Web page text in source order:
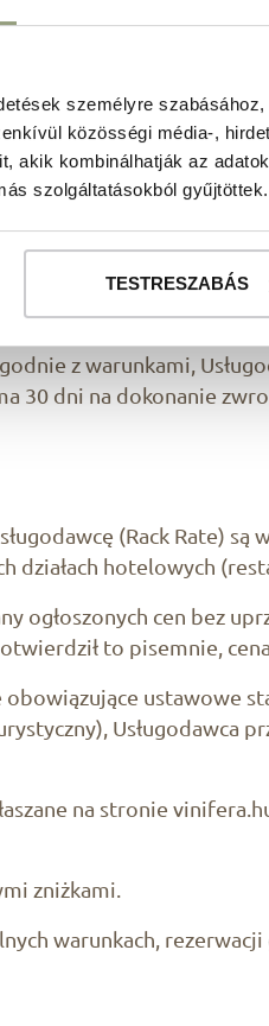
személyre
közösségi média-,
akik kombinálhatják az
szolgáltatásokból gyűjtöttek.
TESTRESZABÁS
usług wygasa
anulacji, hotel może
została zabezpieczona
zakwaterowania
rezerwację do
usług wygasa
wyjazdów grupowych
z warunkami,
30 dni na dokonanie
(Rack Rate)
działach hotelowych
ogłoszonych cen bez
to pisemnie,
obowiązujące ustawowe
Usługodawca
na stronie
zniżkami.
warunkach,